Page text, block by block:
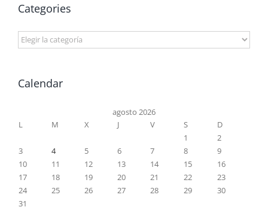
Categories
Categories
Calendar
agosto 2026
L
M X J V S
D
1
2
3
4 5 6 7 8
9
10
11 12 13 14 15
16
17
18 19 20 21 22
23
24
25 26 27 28 29
30
31